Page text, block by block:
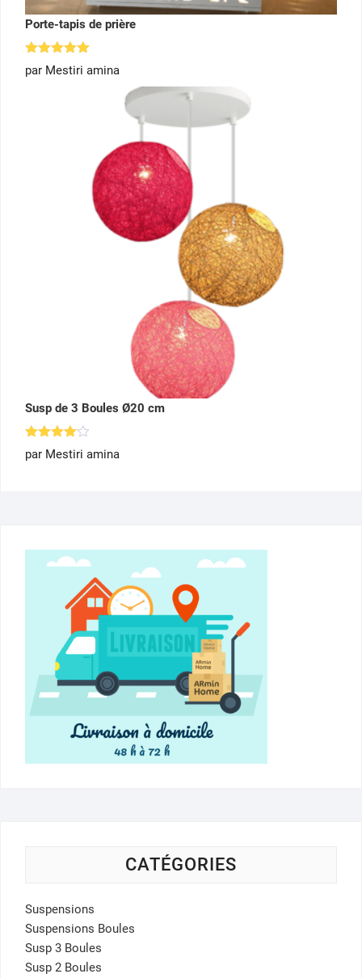
Porte-tapis de prière
Note
sur 5
par Mestiri amina
Susp de 3 Boules Ø20 cm
Note
sur 5
par Mestiri amina
CATÉGORIES
Suspensions
Suspensions Boules
Susp 3 Boules
Susp 2 Boules